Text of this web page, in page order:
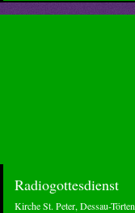
Radiogottesdienst
Kirche St. Peter, Dessau-Törten